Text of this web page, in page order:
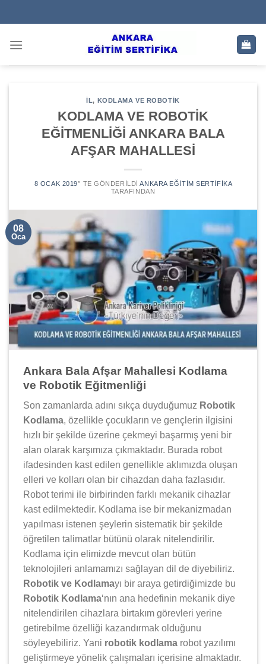
to
IL, KODLAMA VE ROBOTIK
KODLAMA VE ROBOTİK
EĞİTMENLİĞİ ANKARA BALA
AFŞAR MAHALLESİ
8 OCAK 2019’' TE GÖNDERILDI ANKARA EĞITIM SERTIFIKA
TARAFINDAN
08
Oca
Ankara Bala Afşar Mahallesi Kodlama
ve Robotik Eğitmenliği
Son zamanlarda adını sıkça duyduğumuz Robotik
Kodlama, özellikle çocukların ve gençlerin ilgisini
hızlı bir şekilde üzerine çekmeyi başarmış yeni bir
alan olarak karşımıza çıkmaktadır. Burada robot
ifadesinden kast edilen genellikle aklımızda oluşan
elleri ve kolları olan bir cihazdan daha fazlasıdır.
Robot terimi ile birbirinden farklı mekanik cihazlar
kast edilmektedir. Kodlama ise bir mekanizmadan
yapılması istenen şeylerin sistematik bir şekilde
öğretilen talimatlar bütünü olarak nitelendirilir.
Kodlama için elimizde mevcut olan bütün
teknolojileri anlamamızı sağlayan dil de diyebiliriz.
Robotik ve Kodlamayı bir araya getirdiğimizde bu
Robotik Kodlama‘nın ana hedefinin mekanik diye
nitelendirilen cihazlara birtakım görevleri yerine
getirebilme özelliği kazandırmak olduğunu
söyleyebiliriz. Yani robotik kodlama robot yazılımı
geliştirmeye yönelik çalışmaları içerisine almaktadır.